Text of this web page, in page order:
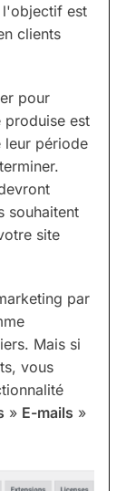
l'objectif est
clients
pour
produise est
leur période
souhaitent
site
par
Mais si
vous
» E-mails »